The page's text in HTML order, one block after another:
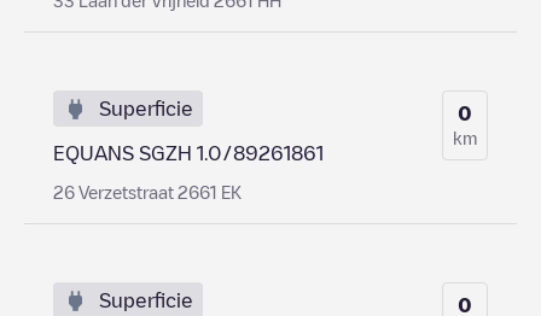
Superficie
EQUANS SGZH 1.0/89261861
26 Verzetstraat 2661 EK
0
km
Superficie 0